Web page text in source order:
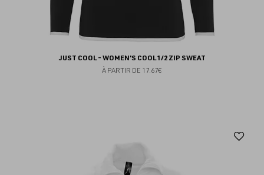
JUST COOL - WOMEN'S COOL 1/2 ZIP SWEAT
À PARTIR DE 17.67€